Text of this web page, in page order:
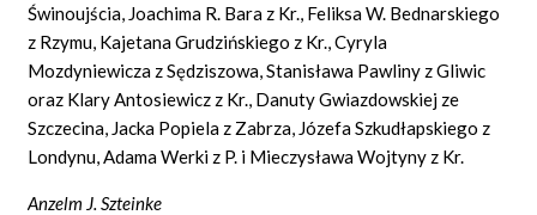
Świnoujścia, Joachima R. Bara z Kr., Feliksa W. Bednarskiego
z Rzymu, Kajetana Grudzińskiego z Kr., Cyryla
Mozdyniewicza z Sędziszowa, Stanisława Pawliny z Gliwic
oraz Klary Antosiewicz z Kr., Danuty Gwiazdowskiej ze
Szczecina, Jacka Popiela z Zabrza, Józefa Szkudłapskiego z
Londynu, Adama Werki z P. i Mieczysława Wojtyny z Kr.
Anzelm J. Szteinke